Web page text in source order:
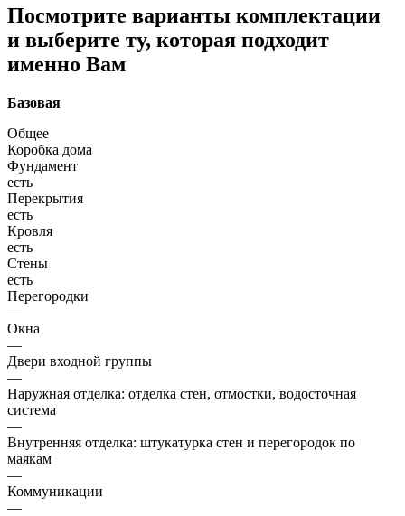
Посмотрите варианты комплектации
и выберите ту, которая подходит
именно Вам
Базовая
Общее
Коробка дома
Фундамент
есть
Перекрытия
есть
Кровля
есть
Стены
есть
Перегородки
—
Окна
—
Двери входной группы
—
Наружная отделка: отделка стен, отмостки, водосточная
система
—
Внутренняя отделка: штукатурка стен и перегородок по
маякам
—
Коммуникации
—